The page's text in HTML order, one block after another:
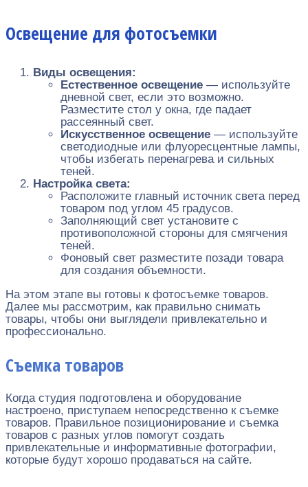
Освещение для фотосъемки
Виды освещения:
Естественное освещение — используйте
дневной свет, если это возможно.
Разместите стол у окна, где падает
рассеянный свет.
Искусственное освещение — используйте
светодиодные или флуоресцентные лампы,
чтобы избегать перенагрева и сильных
теней.
Настройка света:
Расположите главный источник света перед
товаром под углом 45 градусов.
Заполняющий свет установите с
противоположной стороны для смягчения
теней.
Фоновый свет разместите позади товара
для создания объемности.
На этом этапе вы готовы к фотосъемке товаров.
Далее мы рассмотрим, как правильно снимать
товары, чтобы они выглядели привлекательно и
профессионально.
Съемка товаров
Когда студия подготовлена и оборудование
настроено, приступаем непосредственно к съемке
товаров. Правильное позиционирование и съемка
товаров с разных углов помогут создать
привлекательные и информативные фотографии,
которые будут хорошо продаваться на сайте.